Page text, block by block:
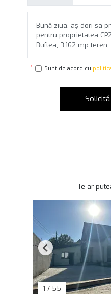
Sunt de acord cu
Te-ar
1 / 55
Previous